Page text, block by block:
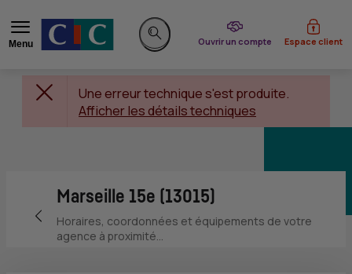
Menu
Rechercher sur le site
Ouvrir un compte
du CIC Espace client
Une erreur technique s'est produite.
Afficher les détails techniques
Retour vers la page précédente
Marseille 15e (13015)
Horaires, coordonnées et équipements de votre
agence à proximité...